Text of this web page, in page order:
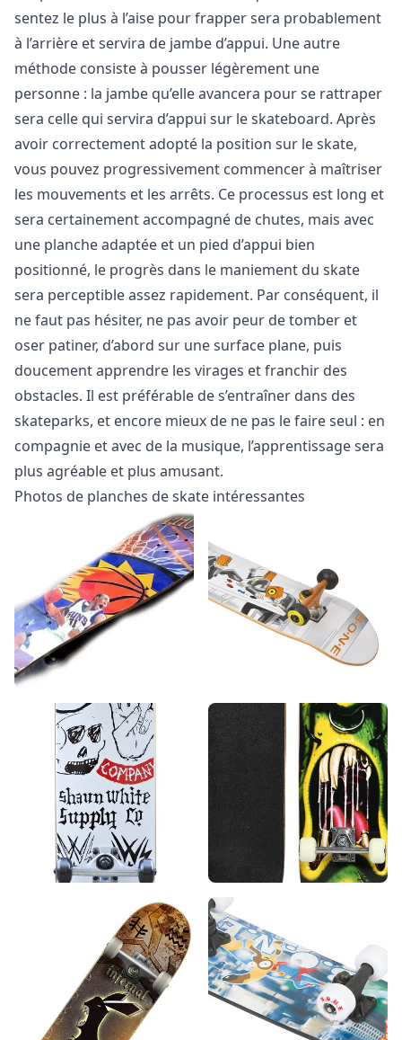
sentez le plus à l’aise pour frapper sera probablement
à l’arrière et servira de jambe d’appui. Une autre
méthode consiste à pousser légèrement une
personne : la jambe qu’elle avancera pour se rattraper
sera celle qui servira d’appui sur le skateboard. Après
avoir correctement adopté la position sur le skate,
vous pouvez progressivement commencer à maîtriser
les mouvements et les arrêts. Ce processus est long et
sera certainement accompagné de chutes, mais avec
une planche adaptée et un pied d’appui bien
positionné, le progrès dans le maniement du skate
sera perceptible assez rapidement. Par conséquent, il
ne faut pas hésiter, ne pas avoir peur de tomber et
oser patiner, d’abord sur une surface plane, puis
doucement apprendre les virages et franchir des
obstacles. Il est préférable de s’entraîner dans des
skateparks, et encore mieux de ne pas le faire seul : en
compagnie et avec de la musique, l’apprentissage sera
plus agréable et plus amusant.
Photos de planches de skate intéressantes